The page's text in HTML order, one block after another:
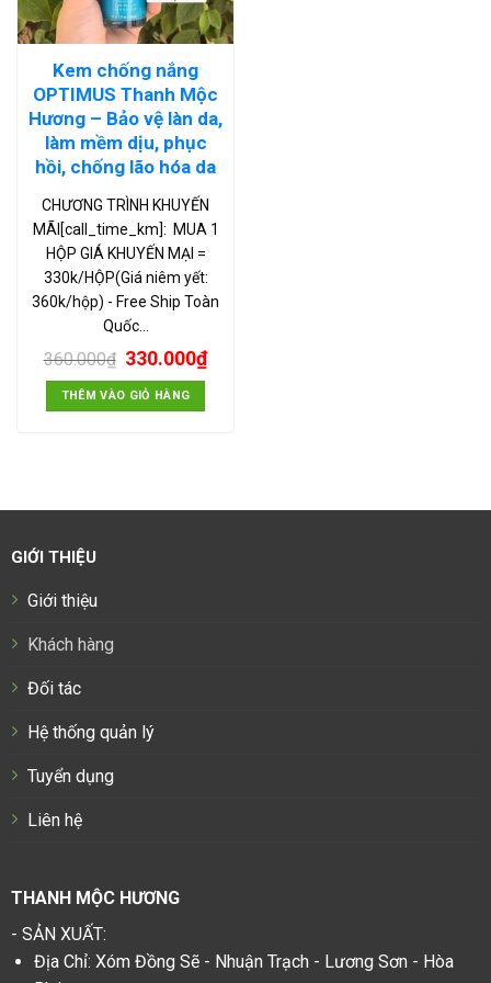
Kem chống nắng
OPTIMUS Thanh Mộc
Hương – Bảo vệ làn da,
làm mềm dịu, phục
hồi, chống lão hóa da
CHƯƠNG TRÌNH KHUYẾN
MÃI[call_time_km]: MUA 1
HỘP GIÁ KHUYẾN MẠI =
330k/HỘP(Giá niêm yết:
360k/hộp) - Free Ship Toàn
Quốc…
360.000₫ 330.000₫
THÊM VÀO GIỎ HÀNG
GIỚI THIỆU
Giới thiệu
Khách hàng
Đối tác
Hệ thống quản lý
Tuyển dụng
Liên hệ
THANH MỘC HƯƠNG
- SẢN XUẤT:
Địa Chỉ: Xóm Đồng Sẽ - Nhuận Trạch - Lương Sơn - Hòa